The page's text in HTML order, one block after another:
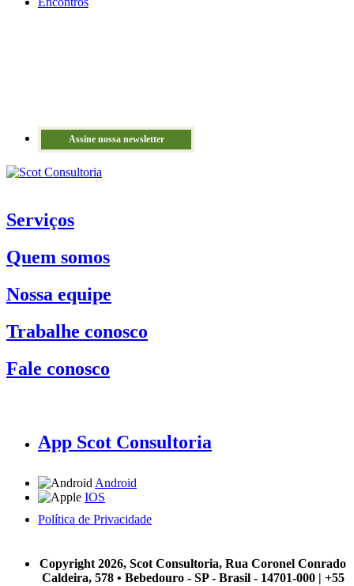
Assine nossa newsletter
Serviços
Quem somos
Nossa equipe
Trabalhe conosco
Fale conosco
App Scot Consultoria
Android
IOS
Política de Privacidade
Copyright 2026, Scot Consultoria, Rua Coronel Conrado
Caldeira, 578 • Bebedouro - SP - Brasil - 14701-000 | +55